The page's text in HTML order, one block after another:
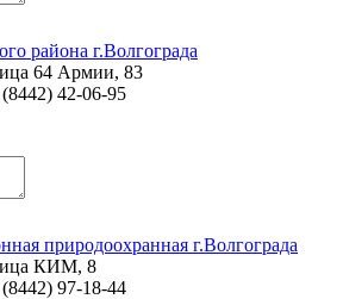
района г.Волгограда
64 Армии, 83
42-06-95
природоохранная г.Волгограда
КИМ, 8
97-18-44